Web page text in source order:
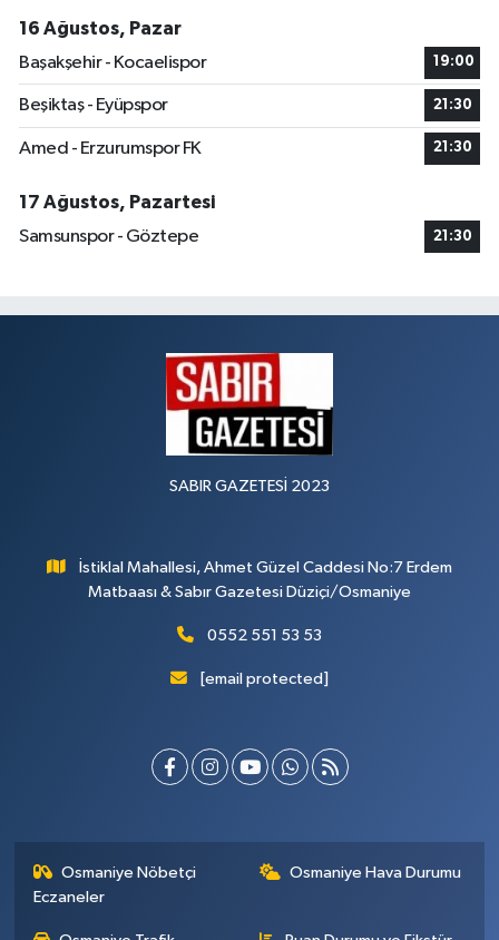
16 Ağustos, Pazar
Başakşehir - Kocaelispor
19:00
Beşiktaş - Eyüpspor 21:30
Amed - Erzurumspor FK 21:30
17 Ağustos, Pazartesi
Samsunspor - Göztepe
21:30
SABIR GAZETESİ 2023
İstiklal Mahallesi, Ahmet Güzel Caddesi No:7 Erdem
Matbaası & Sabır Gazetesi Düziçi/Osmaniye
0552 551 53 53
[email protected]
Osmaniye Nöbetçi
Eczaneler
Osmaniye Hava Durumu